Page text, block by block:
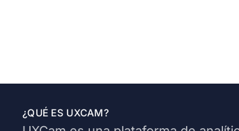
¿QUÉ ES UXCAM?